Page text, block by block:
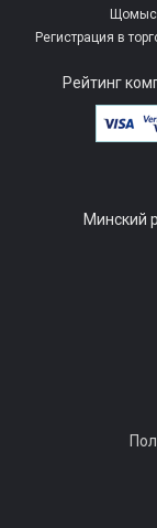
Регистрация в
Рейтинг
Минский